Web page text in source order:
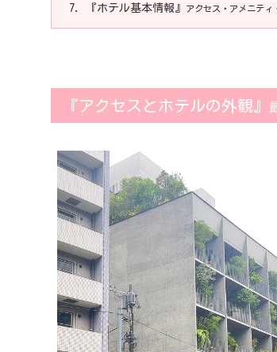
7. 『ホテル基本情報』 アクセス・アメニティ
『アクセスとホテルの外観』